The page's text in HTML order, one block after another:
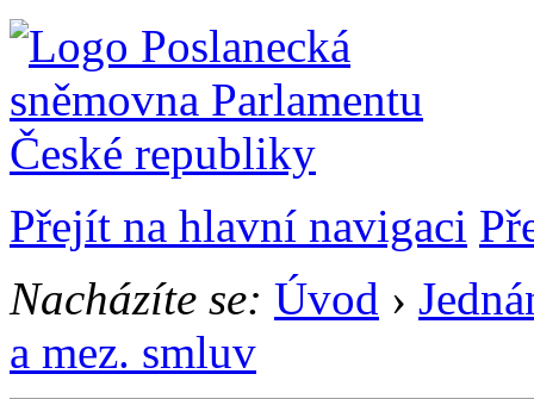
Přejít na hlavní navigaci
Nacházíte se: Úvod ›
a mez. smluv